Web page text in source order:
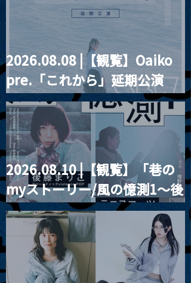
2026.08.08 |【観覧】Oaiko
pre.「これから」延期公演
Blurred City Lights × 17歳
とベルリンの壁
2026.08.10 |【観覧】「巷の
myストーリー/風の憶測1～後
藤まりこアコースティック
violence POPとテニスコー
ツ」